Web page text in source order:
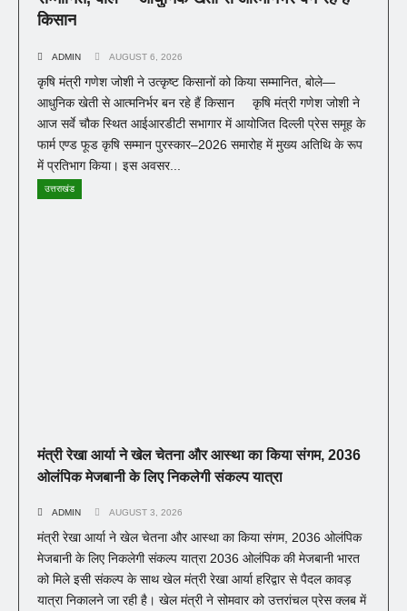
किसान
ADMIN AUGUST 6, 2026
कृषि मंत्री गणेश जोशी ने उत्कृष्ट किसानों को किया सम्मानित, बोले—
आधुनिक खेती से आत्मनिर्भर बन रहे हैं किसान कृषि मंत्री गणेश जोशी ने
आज सर्वे चौक स्थित आईआरडीटी सभागार में आयोजित दिल्ली प्रेस समूह के
फार्म एण्ड फूड कृषि सम्मान पुरस्कार–2026 समारोह में मुख्य अतिथि के रूप
में प्रतिभाग किया। इस अवसर...
उत्तराखंड
मंत्री रेखा आर्या ने खेल चेतना और आस्था का किया संगम, 2036
ओलंपिक मेजबानी के लिए निकलेगी संकल्प यात्रा
ADMIN AUGUST 3, 2026
मंत्री रेखा आर्या ने खेल चेतना और आस्था का किया संगम, 2036 ओलंपिक
मेजबानी के लिए निकलेगी संकल्प यात्रा 2036 ओलंपिक की मेजबानी भारत
को मिले इसी संकल्प के साथ खेल मंत्री रेखा आर्या हरिद्वार से पैदल कावड़
यात्रा निकालने जा रही है। खेल मंत्री ने सोमवार को उत्तरांचल प्रेस क्लब में